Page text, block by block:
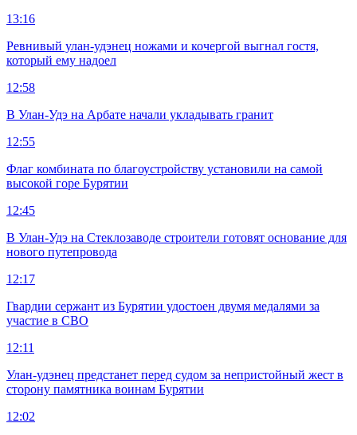
13:16
Ревнивый улан-удэнец ножами и кочергой выгнал гостя,
который ему надоел
12:58
В Улан-Удэ на Арбате начали укладывать гранит
12:55
Флаг комбината по благоустройству установили на самой
высокой горе Бурятии
12:45
В Улан-Удэ на Стеклозаводе строители готовят основание для
нового путепровода
12:17
Гвардии сержант из Бурятии удостоен двумя медалями за
участие в СВО
12:11
Улан-удэнец предстанет перед судом за непристойный жест в
сторону памятника воинам Бурятии
12:02